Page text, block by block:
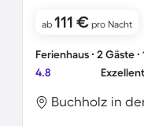
ab 111 € pro Nacht
Ferienhaus ∙ 2 Gäste
4.8
Exzellent